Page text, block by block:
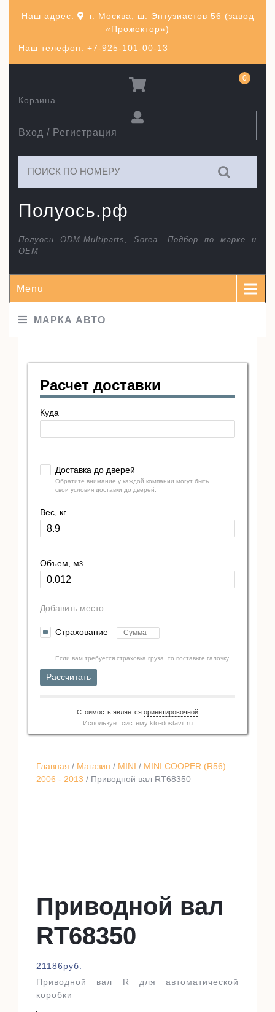
Наш телефон: +7-925-101-00-13
Наш адрес:
г. Москва, ш. Энтузиастов 56 (завод
«Прожектор»)
Полуось.рф
Полуоси ODM-Multiparts, Sorea. Подбор по марке и
ОЕМ
Вход / Регистрация
Корзина
0
Menu
МАРКА АВТО
Главная / Магазин / MINI / MINI COOPER (R56)
2006 - 2013 / Приводной вал RT68350
Приводной вал
RT68350
21186руб.
Приводной вал R для автоматической
коробки
Расчет доставки
Куда
Доставка до дверей
Обратите внимание у каждой компании могут быть
свои условия доставки до дверей.
Вес, кг
Объем, м3
Добавить место
Страхование
Если вам требуется страховка груза, то поставьте галочку.
Рассчитать
Стоимость является ориентировочной
Использует систему kto-dostavit.ru